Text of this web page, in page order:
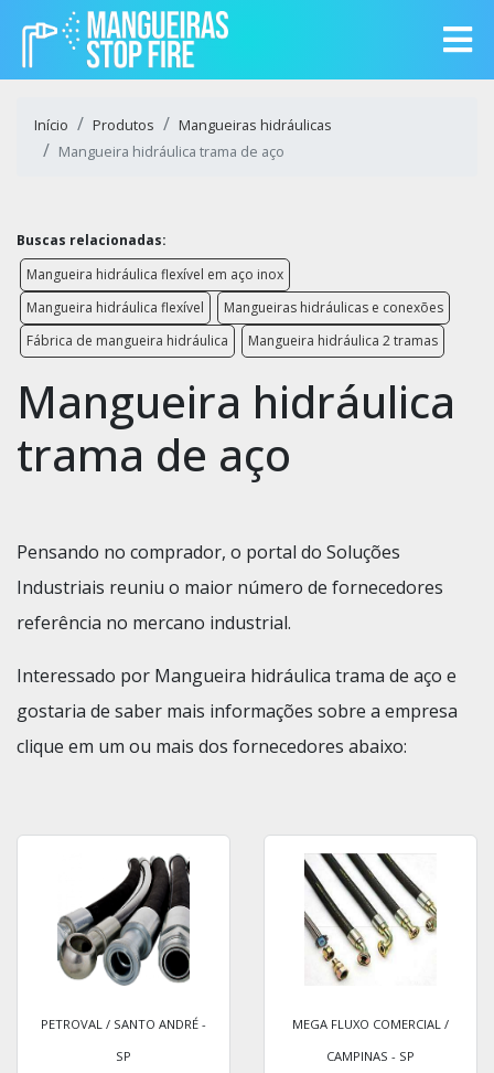
Início Produtos
Mangueiras hidráulicas
Mangueira hidráulica trama de aço
Buscas relacionadas:
Mangueira hidráulica flexível em aço inox
Mangueira hidráulica flexível
Mangueiras hidráulicas e conexões
Fábrica de mangueira hidráulica
Mangueira hidráulica 2 tramas
Mangueira hidráulica
trama de aço
Pensando no comprador, o portal do Soluções
Industriais reuniu o maior número de fornecedores
referência no mercano industrial.
Interessado por Mangueira hidráulica trama de aço e
gostaria de saber mais informações sobre a empresa
clique em um ou mais dos fornecedores abaixo:
PETROVAL / SANTO ANDRÉ -
SP
MEGA FLUXO COMERCIAL /
CAMPINAS - SP